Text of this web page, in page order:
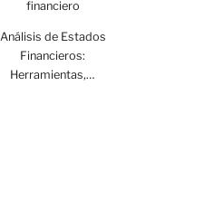
Análisis de Estados
Financieros:
Herramientas,…